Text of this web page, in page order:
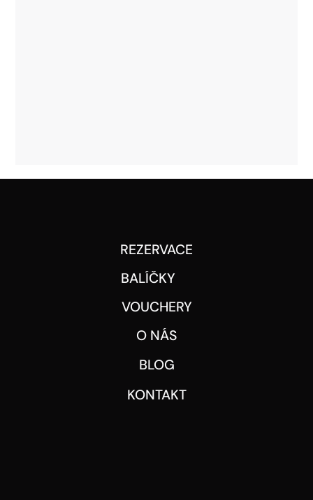
REZERVACE
BALÍČKY
VOUCHERY
O NÁS
BLOG
KONTAKT